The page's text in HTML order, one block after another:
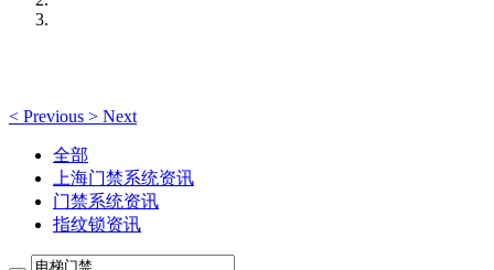
< Previous > Next
全部
上海门禁系统资讯
门禁系统资讯
指纹锁资讯